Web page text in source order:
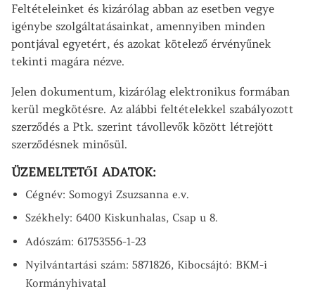
Feltételeinket és kizárólag abban az esetben vegye
igénybe szolgáltatásainkat, amennyiben minden
pontjával egyetért, és azokat kötelező érvényűnek
tekinti magára nézve.
Jelen dokumentum, kizárólag elektronikus formában
kerül megkötésre. Az alábbi feltételekkel szabályozott
szerződés a Ptk. szerint távollevők között létrejött
szerződésnek minősül.
ÜZEMELTETŐI ADATOK:
Cégnév: Somogyi Zsuzsanna e.v.
Székhely: 6400 Kiskunhalas, Csap u 8.
Adószám: 61753556-1-23
Nyilvántartási szám: 5871826, Kibocsájtó: BKM-i
Kormányhivatal